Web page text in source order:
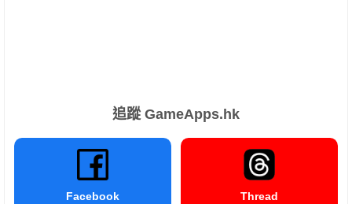
追蹤 GameApps.hk
Facebook Thread